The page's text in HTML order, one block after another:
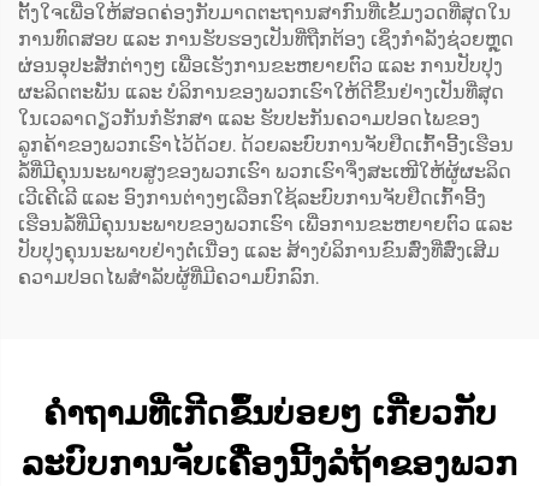
ຕັ້ງໃຈເພື່ອໃຫ້ສອດຄ່ອງກັບມາດຕະຖານສາກົນທີ່ເຂັ້ມງວດທີ່ສຸດໃນ
ການທົດສອບ ແລະ ການຮັບຮອງເປັນທີ່ຖືກຕ້ອງ ເຊິ່ງກຳລັງຊ່ວຍຫຼຸດ
ຜ່ອນອຸປະສັກຕ່າງໆ ເພື່ອເຮັງການຂະຫຍາຍຕົວ ແລະ ການປັບປຸງ
ຜະລິດຕະພັນ ແລະ ບໍລິການຂອງພວກເຮົາໃຫ້ດີຂຶ້ນຢ່າງເປັນທີ່ສຸດ
ໃນເວລາດຽວກັນກໍຮັກສາ ແລະ ຮັບປະກັນຄວາມປອດໄພຂອງ
ລູກຄ້າຂອງພວກເຮົາໄວ້ດ້ວຍ. ດ້ວຍລະບົບການຈັບຢືດເກົ້າອີ້ງເຮືອນ
ລໍ້ທີ່ມີຄຸນນະພາບສູງຂອງພວກເຮົາ ພວກເຮົາຈຶ່ງສະເໜີໃຫ້ຜູ້ຜະລິດ
ເວີເຄີເລີ ແລະ ອົງການຕ່າງໆເລືອກໃຊ້ລະບົບການຈັບຢືດເກົ້າອີ້ງ
ເຮືອນລໍ້ທີ່ມີຄຸນນະພາບຂອງພວກເຮົາ ເພື່ອການຂະຫຍາຍຕົວ ແລະ
ປັບປຸງຄຸນນະພາບຢ່າງຕໍ່ເນື່ອງ ແລະ ສ້າງບໍລິການຂົນສົ່ງທີ່ສົ່ງເສີມ
ຄວາມປອດໄພສຳລັບຜູ້ທີ່ມີຄວາມບົກລົກ.
ຄຳຖາມທີ່ເກີດຂຶ້ນບ່ອຍໆ ເກີ່ຍວກັບ
ລະບົບການຈັບເຄື່ອງນີ້ງລໍຖ້າຂອງພວກ